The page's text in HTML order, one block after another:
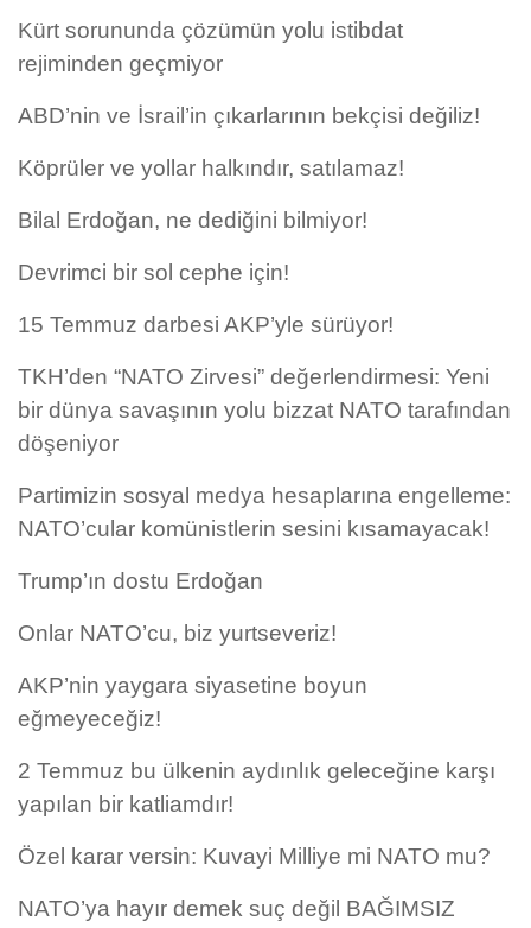
Kürt sorununda çözümün yolu istibdat
rejiminden geçmiyor
ABD’nin ve İsrail’in çıkarlarının bekçisi değiliz!
Köprüler ve yollar halkındır, satılamaz!
Bilal Erdoğan, ne dediğini bilmiyor!
Devrimci bir sol cephe için!
15 Temmuz darbesi AKP’yle sürüyor!
TKH’den “NATO Zirvesi” değerlendirmesi: Yeni
bir dünya savaşının yolu bizzat NATO tarafından
döşeniyor
Partimizin sosyal medya hesaplarına engelleme:
NATO’cular komünistlerin sesini kısamayacak!
Trump’ın dostu Erdoğan
Onlar NATO’cu, biz yurtseveriz!
AKP’nin yaygara siyasetine boyun
eğmeyeceğiz!
2 Temmuz bu ülkenin aydınlık geleceğine karşı
yapılan bir katliamdır!
Özel karar versin: Kuvayi Milliye mi NATO mu?
NATO’ya hayır demek suç değil BAĞIMSIZ